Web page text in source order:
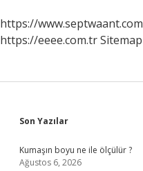
https://www.septwaant.com
https://eeee.com.trSitemap
Sidebar
Son Yazılar
Kumaşın boyu ne ile ölçülür ?
Ağustos 6, 2026